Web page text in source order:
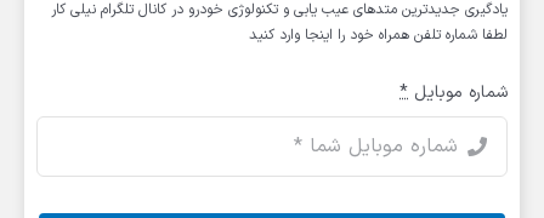
یادگیری جدیدترین متد‌های عیب یابی‌ و تکنولوژی خودرو در کانال تلگرام نیلی کار
لطفا شماره تلفن همراه خود را اینجا وارد کنید
شماره موبایل *